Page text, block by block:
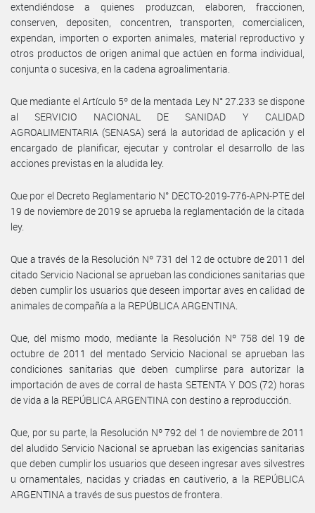
extendiéndose a quienes produzcan, elaboren, fraccionen,
conserven, depositen, concentren, transporten, comercialicen,
expendan, importen o exporten animales, material reproductivo y
otros productos de origen animal que actúen en forma individual,
conjunta o sucesiva, en la cadena agroalimentaria.
Que mediante el Artículo 5º de la mentada Ley N° 27.233 se dispone
al SERVICIO NACIONAL DE SANIDAD Y CALIDAD
AGROALIMENTARIA (SENASA) será la autoridad de aplicación y el
encargado de planificar, ejecutar y controlar el desarrollo de las
acciones previstas en la aludida ley.
Que por el Decreto Reglamentario N° DECTO-2019-776-APN-PTE del
19 de noviembre de 2019 se aprueba la reglamentación de la citada
ley.
Que a través de la Resolución Nº 731 del 12 de octubre de 2011 del
citado Servicio Nacional se aprueban las condiciones sanitarias que
deben cumplir los usuarios que deseen importar aves en calidad de
animales de compañía a la REPÚBLICA ARGENTINA.
Que, del mismo modo, mediante la Resolución Nº 758 del 19 de
octubre de 2011 del mentado Servicio Nacional se aprueban las
condiciones sanitarias que deben cumplirse para autorizar la
importación de aves de corral de hasta SETENTA Y DOS (72) horas
de vida a la REPÚBLICA ARGENTINA con destino a reproducción.
Que, por su parte, la Resolución Nº 792 del 1 de noviembre de 2011
del aludido Servicio Nacional se aprueban las exigencias sanitarias
que deben cumplir los usuarios que deseen ingresar aves silvestres
u ornamentales, nacidas y criadas en cautiverio, a la REPÚBLICA
ARGENTINA a través de sus puestos de frontera.